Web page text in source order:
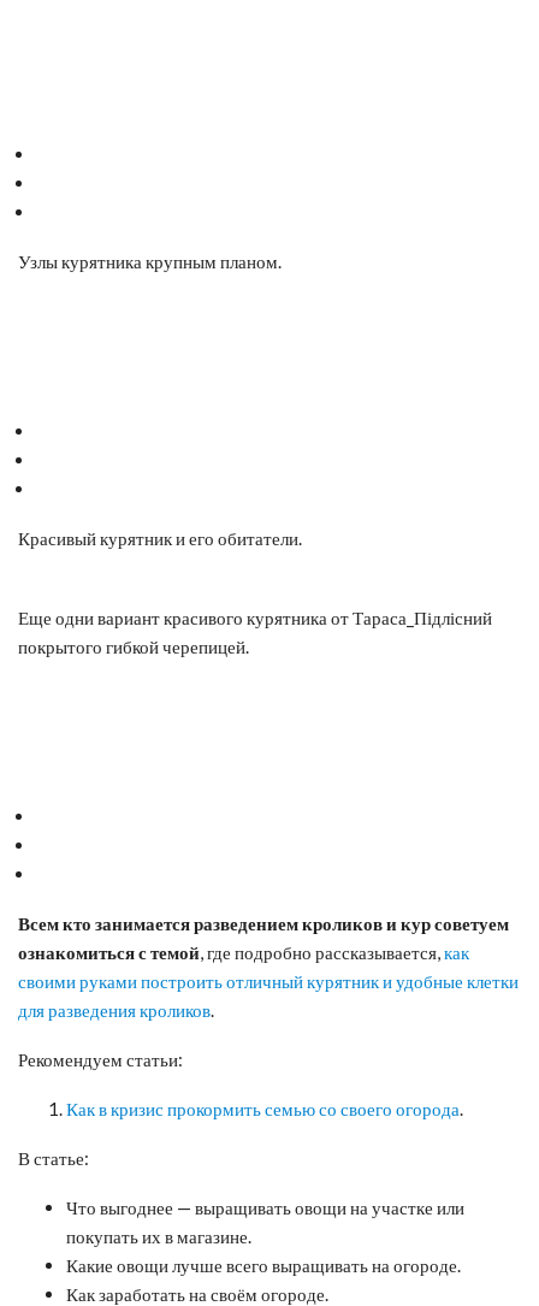
Узлы курятника крупным планом.
Красивый курятник и его обитатели.
Еще одни вариант красивого курятника от Тараса_Підлісний
покрытого гибкой черепицей.
Всем кто занимается разведением кроликов и курсоветуем
ознакомиться с темой, где подробно рассказывается,как
своими руками построить отличный курятник и удобные клетки
для разведения кроликов.
Рекомендуем статьи:
Как в кризис прокормить семью со своего огорода.
В статье:
Что выгоднее — выращивать овощи на участке или
покупать их в магазине.
Какие овощи лучше всего выращивать на огороде.
Как заработать на своём огороде.